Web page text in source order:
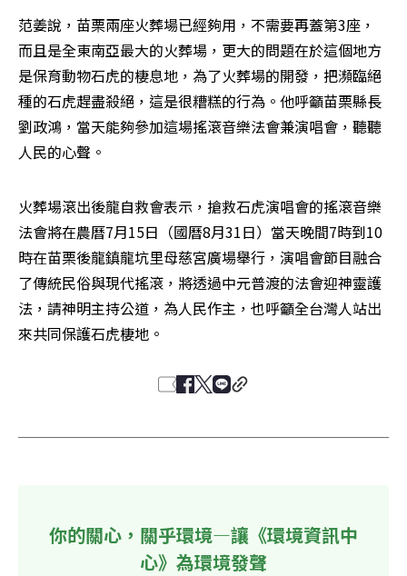
范姜說，苗栗兩座火葬場已經夠用，不需要再蓋第3座，
而且是全東南亞最大的火葬場，更大的問題在於這個地方
是保育動物石虎的棲息地，為了火葬場的開發，把瀕臨絕
種的石虎趕盡殺絕，這是很糟糕的行為。他呼籲苗栗縣長
劉政鴻，當天能夠參加這場搖滾音樂法會兼演唱會，聽聽
人民的心聲。
火葬場滾出後龍自救會表示，搶救石虎演唱會的搖滾音樂
法會將在農曆7月15日（國曆8月31日）當天晚間7時到10
時在苗栗後龍鎮龍坑里母慈宮廣場舉行，演唱會節目融合
了傳統民俗與現代搖滾，將透過中元普渡的法會迎神靈護
法，請神明主持公道，為人民作主，也呼籲全台灣人站出
來共同保護石虎棲地。
你的關心，關乎環境—讓《環境資訊中
心》為環境發聲